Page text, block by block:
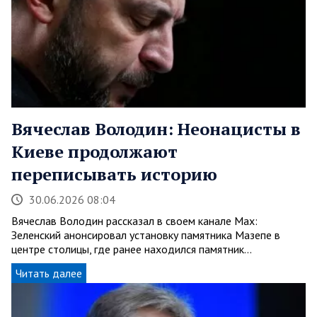
Вячеслав Володин: Неонацисты в
Киеве продолжают
переписывать историю
30.06.2026 08:04
Вячеслав Володин рассказал в своем канале Мах:
Зеленский анонсировал установку памятника Мазепе в
центре столицы, где ранее находился памятник…
Читать далее